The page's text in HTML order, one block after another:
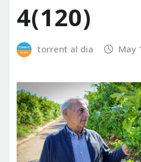
4(120)
torrent al dia May